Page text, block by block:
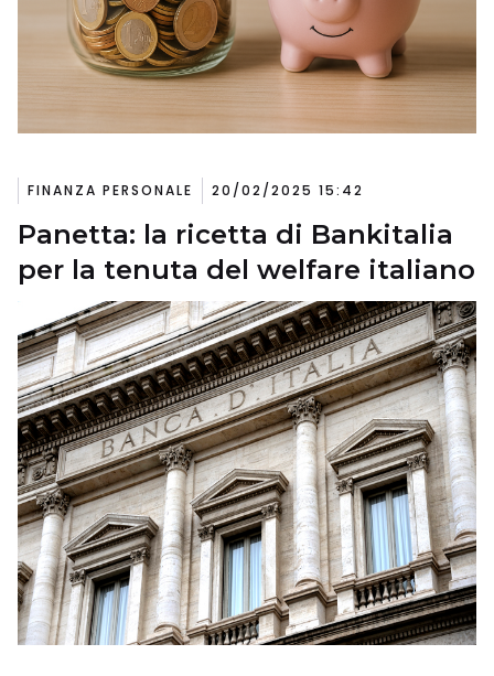
FINANZA PERSONALE 20/02/2025 15:42
Panetta: la ricetta di Bankitalia
per la tenuta del welfare italiano